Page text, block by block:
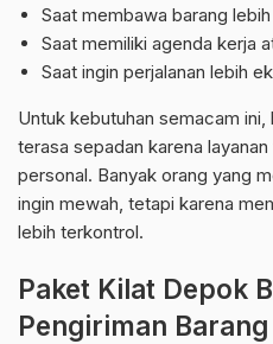
Saat membawa barang
Saat memiliki agenda kerja
Saat ingin perjalanan lebih
Untuk kebutuhan semacam
terasa sepadan karena
personal. Banyak orang yang
ingin mewah, tetapi karena
lebih terkontrol.
Paket Kilat Depok
Pengiriman